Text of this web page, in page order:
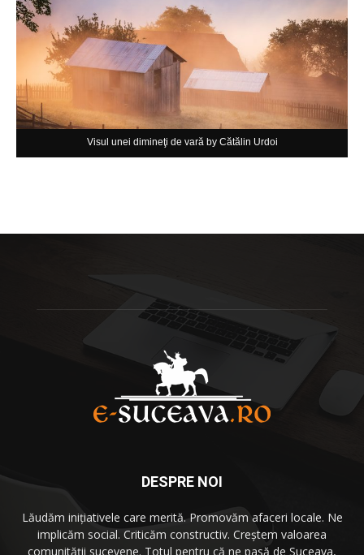
Visul unei dimineţi de vară by Cătălin Urdoi
DESPRE NOI
Lăudăm iniţiativele care merită. Promovăm afaceri locale. Ne
implicăm social. Criticăm constructiv. Creştem valoarea
comunităţii sucevene. Totul pentru că ne pasă de Suceava,